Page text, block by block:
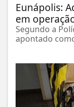
Eunápolis:
em
Segundo a
apontado